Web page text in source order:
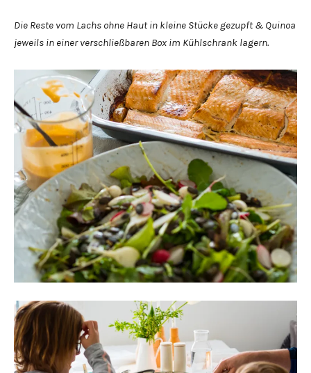
Die Reste vom Lachs ohne Haut in kleine Stücke gezupft & Quinoa
jeweils in einer verschließbaren Box im Kühlschrank lagern.